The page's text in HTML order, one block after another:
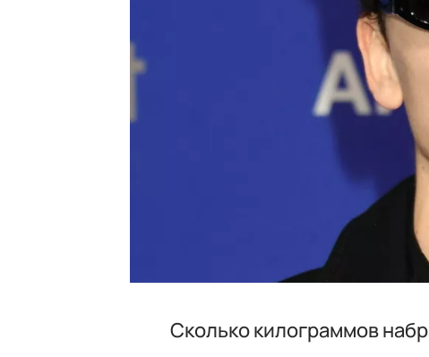
Сколько килограммов